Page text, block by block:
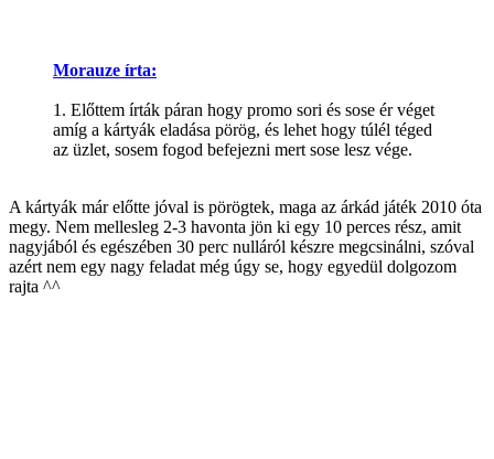
Morauze írta:
1. Előttem írták páran hogy promo sori és sose ér véget
amíg a kártyák eladása pörög, és lehet hogy túlél téged
az üzlet, sosem fogod befejezni mert sose lesz vége.
A kártyák már előtte jóval is pörögtek, maga az árkád játék 2010 óta
megy. Nem mellesleg 2-3 havonta jön ki egy 10 perces rész, amit
nagyjából és egészében 30 perc nulláról készre megcsinálni, szóval
azért nem egy nagy feladat még úgy se, hogy egyedül dolgozom
rajta ^^